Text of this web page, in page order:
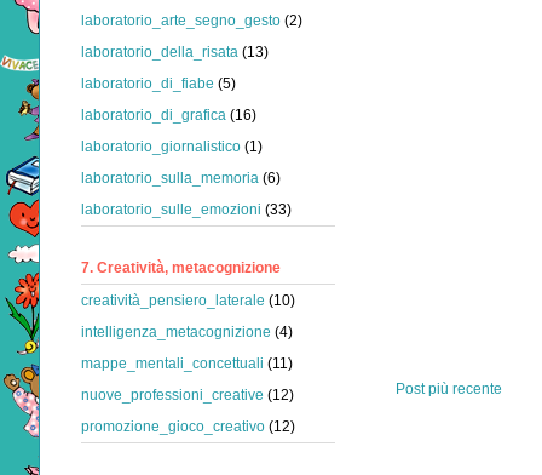
Post più recente
laboratorio_arte_segno_gesto (2)
laboratorio_della_risata (13)
laboratorio_di_fiabe (5)
laboratorio_di_grafica (16)
laboratorio_giornalistico (1)
laboratorio_sulla_memoria (6)
laboratorio_sulle_emozioni (33)
7. Creatività, metacognizione
creatività_pensiero_laterale (10)
intelligenza_metacognizione (4)
mappe_mentali_concettuali (11)
nuove_professioni_creative (12)
promozione_gioco_creativo (12)